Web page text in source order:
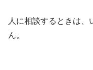
人に相談するときは
ん。